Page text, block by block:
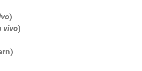
)
vivo)